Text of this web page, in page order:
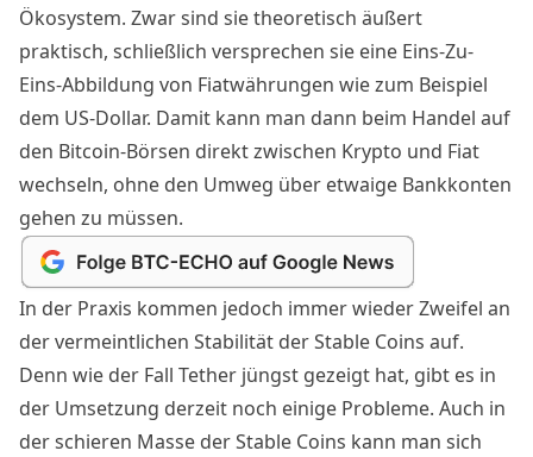
Ökosystem. Zwar sind sie theoretisch äußert
praktisch, schließlich versprechen sie eine Eins-Zu-
Eins-Abbildung von Fiatwährungen wie zum Beispiel
dem US-Dollar. Damit kann man dann beim Handel auf
den Bitcoin-Börsen direkt zwischen Krypto und Fiat
wechseln, ohne den Umweg über etwaige Bankkonten
gehen zu müssen.
In der Praxis kommen jedoch immer wieder Zweifel an
der vermeintlichen Stabilität der Stable Coins auf.
Denn wie der Fall Tether jüngst gezeigt hat, gibt es in
der Umsetzung derzeit noch einige Probleme. Auch in
der schieren Masse der Stable Coins kann man sich